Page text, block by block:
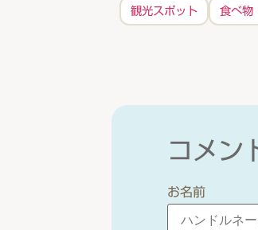
観光スポット 食べ物
コメン
お名前